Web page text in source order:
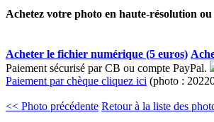
Achetez votre photo en haute-résolution
Acheter le fichier numérique (5 euros)
Paiement sécurisé par CB ou compte PayPal.
Paiement par chèque cliquez ici (photo :
<< Photo précédente Retour à la liste des